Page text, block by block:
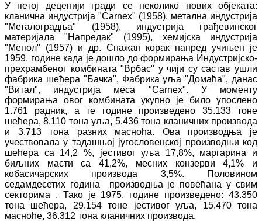
У петој деценији гради се неколико нових објеката:
кланична индустрија "Carnex" (1958), метална индустрија
"Металоградња" (1958), индустрија грађевинског
материјала "Напредак" (1995), хемијска индустрија
"Мепол" (1957) и др. Снажан корак напред учињен је
1959. године када је дошло до формирања Индустријско-
прехрамбеног комбината "Врбас" у чији су састав ушли
фабрика шећера "Бачка", Фабрика уља "Домаћа", данас
"Витал", индустрија меса "Carnex". У моменту
формирања овог комбината укупно је било упослено
1.761 радник, а те године произведено 35.133 тоне
шећера, 8.110 тона уља, 5.436 тона кланичних производа
и 3.713 тона разних масноћа. Ова производња је
учествовала у тадашњој југословенској производњи код
шећера са 14,2 %, јестивог уља 17,8%, маргарина и
биљних масти са 41,2%, месних конзерви 4,1% и
кобасичарских производа 3,5%. Половином
седамдесетих година производња је повећана у свим
секторима . Тако је 1975. године произведено: 43.350
тона шећера, 29.154 тоне јестивог уља, 15.470 тона
масноће, 36.312 тона кланичних производа.